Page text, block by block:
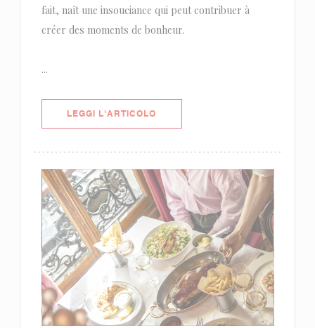
fait, naît une insouciance qui peut contribuer à
créer des moments de bonheur.
...
LEGGI L'ARTICOLO